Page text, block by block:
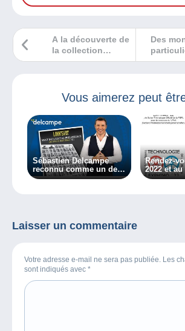
Des
onces
A la découverte de
la collection
ASTRO 2025
Vous aimerez peut
Sébastien Delcampe
reconnu comme un des
philatélistes les plus
Rendez-
2022 et
cadre par
Laisser un commentaire
Votre adresse e-mail ne sera pas publiée. Les
sont indiqués avec *